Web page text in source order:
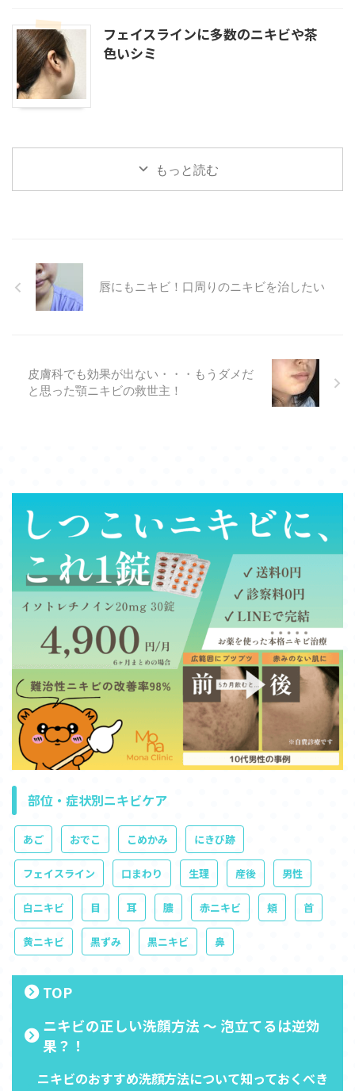
フェイスラインに多数のニキビや茶
色いシミ
もっと読む
唇にもニキビ！口周りのニキビを治したい
皮膚科でも効果が出ない・・・もうダメだ
と思った顎ニキビの救世主！
部位・症状別ニキビケア
あご おでこ こめかみ にきび跡
フェイスライン 口まわり 生理 産後 男性
白ニキビ 目 耳 膿 赤ニキビ 頬 首
黄ニキビ 黒ずみ 黒ニキビ 鼻
TOP
ニキビの正しい洗顔方法 ～ 泡立てるは逆効
果？！
ニキビのおすすめ洗顔方法について知っておくべき